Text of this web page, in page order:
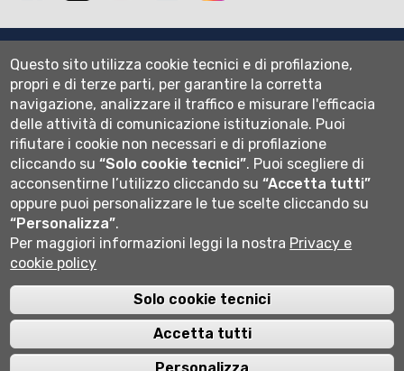
Mappa del sito
Normativa cookie
Informativa privacy
Cookie settings
Wi-fi
Webmail
Università degli studi di Bergamo
Cod. Fiscale 80004350163
P.IVA 01612800167
Centralino 035 2052111
Questo sito utilizza cookie tecnici e di profilazione,
propri e di terze parti, per garantire la corretta
navigazione, analizzare il traffico e misurare l'efficacia
delle attività di comunicazione istituzionale. Puoi
rifiutare i cookie non necessari e di profilazione
cliccando su“Solo cookie tecnici”. Puoi scegliere di
acconsentirne l’utilizzo cliccando su“Accetta tutti”
oppure puoi personalizzare le tue scelte cliccando su
“Personalizza”.
Per maggiori informazioni leggi la nostra Privacy e
cookie policy
Solo cookie tecnici
Accetta tutti